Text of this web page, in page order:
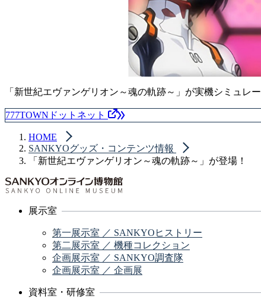
「新世紀エヴァンゲリオン～魂の軌跡～」が実機シミュレ
777TOWNドットネット
HOME
SANKYOグッズ・コンテンツ情報
「新世紀エヴァンゲリオン～魂の軌跡～」が登場！
展示室
第一展示室 ／ SANKYOヒストリー
第二展示室 ／ 機種コレクション
企画展示室 ／ SANKYO調査隊
企画展示室 ／ 企画展
資料室・研修室